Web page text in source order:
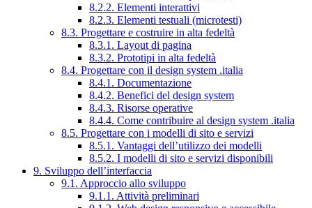
8.2.2. Elementi interattivi
8.2.3. Elementi testuali (microtesti)
8.3. Progettare e costruire in alta fedeltà
8.3.1. Layout di pagina
8.3.2. Prototipi in alta fedeltà
8.4. Progettare con il design system .italia
8.4.1. Documentazione
8.4.2. Benefici del design system
8.4.3. Risorse operative
8.4.4. Come contribuire al design system .italia
8.5. Progettare con i modelli di sito e servizi
8.5.1. Vantaggi dell’utilizzo dei modelli
8.5.2. I modelli di sito e servizi disponibili
9. Sviluppo dell’interfaccia
9.1. Approccio allo sviluppo
9.1.1. Attività preliminari